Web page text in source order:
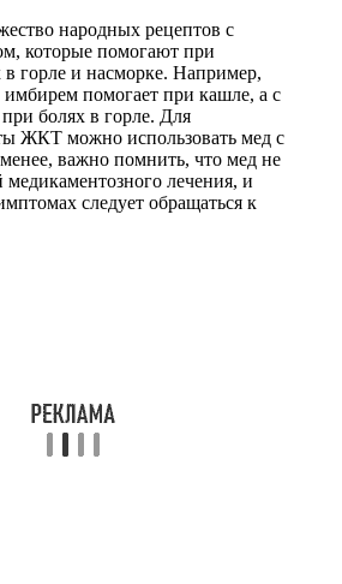
народных рецептов с
которые помогают при
в горле и насморке. Например,
помогает при кашле, а с
болях в горле. Для
ЖКТ можно использовать мед с
важно помнить, что мед не
медикаментозного лечения, и
следует обращаться к